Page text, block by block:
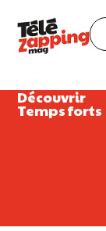
Découvrir
Temps forts